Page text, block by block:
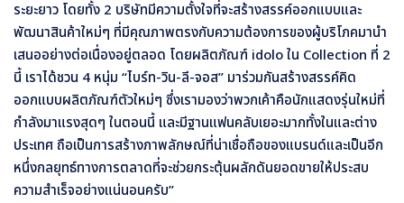
ระยะยาว โดยทั้ง 2 บริษัทมีความตั้งใจที่จะสร้างสรรค์ออกแบบและ
พัฒนาสินค้าใหม่ๆ ที่มีคุณภาพตรงกับความต้องการของผู้บริโภคมานำ
เสนออย่างต่อเนื่องอยู่ตลอด โดยผลิตภัณฑ์ idolo ใน Collection ที่ 2
นี้ เราได้ชวน 4 หนุ่ม “ไบร์ท-วิน-ลี-จอส” มาร่วมกันสร้างสรรค์คิด
ออกแบบผลิตภัณฑ์ตัวใหม่ๆ ซึ่งเรามองว่าพวกเค้าคือนักแสดงรุ่นใหม่ที่
กำลังมาแรงสุดๆ ในตอนนี้ และมีฐานแฟนคลับเยอะมากทั้งในและต่าง
ประเทศ ถือเป็นการสร้างภาพลักษณ์ที่น่าเชื่อถือของแบรนด์และเป็นอีก
หนึ่งกลยุทธ์ทางการตลาดที่จะช่วยกระตุ้นผลักดันยอดขายให้ประสบ
ความสำเร็จอย่างแน่นอนครับ”